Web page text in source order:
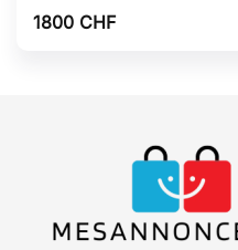
1800 CHF